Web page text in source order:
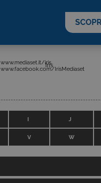
Iris
www.mediaset.it/iris
www.facebook.com/IrisMediaset
I J
V W